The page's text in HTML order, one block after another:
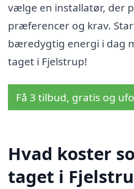
vælge en installatør, der
præferencer og krav.
bæredygtig energi i dag
taget i Fjelstrup!
Få 3 tilbud, gratis og
Hvad koster
taget i